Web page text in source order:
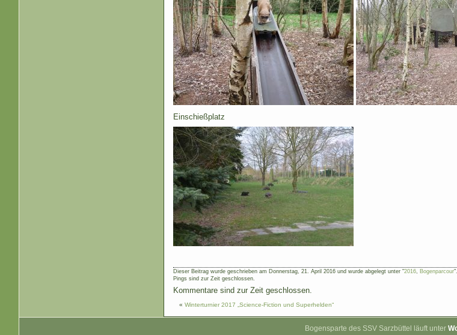
Einschießplatz
Dieser Beitrag wurde geschrieben am Donnerstag, 21. April 2016 und wurde abgelegt unter "2016 Bogenparcour
Pings sind zur Zeit geschlossen.
Kommentare sind zur Zeit geschlossen.
« Winterturnier 2017 „Science-Fiction und Superhelden“
Bogensparte des SSV Sarzbüttel läuft unter